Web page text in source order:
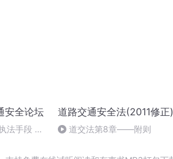
安全论坛
法手段 助
道路交通安全法(2011修正)
道交法第8章——附则